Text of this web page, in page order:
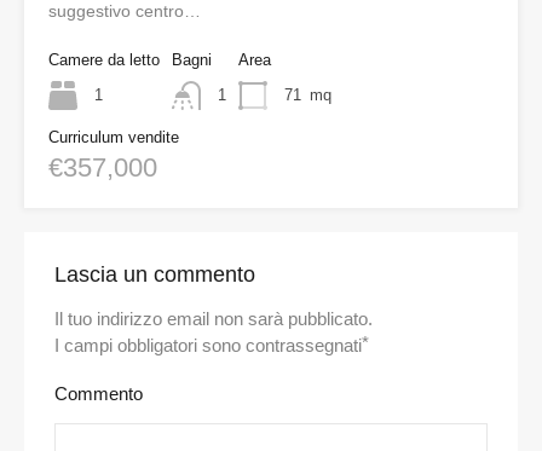
suggestivo centro…
Camere da letto
1
Bagni
1
Area
71 mq
Curriculum vendite
€357,000
Lascia un commento
Il tuo indirizzo email non sarà pubblicato.
I campi obbligatori sono contrassegnati*
Commento